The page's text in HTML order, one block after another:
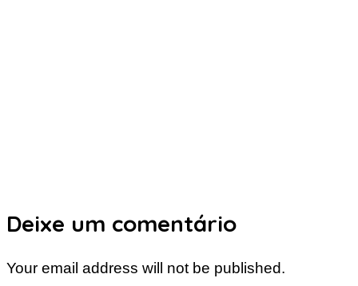
Deixe um comentário
Your email address will not be published.